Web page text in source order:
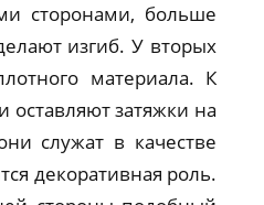
сторонами, больше
изгиб. У вторых
материала. К
затяжки на
служат в качестве
декоративная роль.